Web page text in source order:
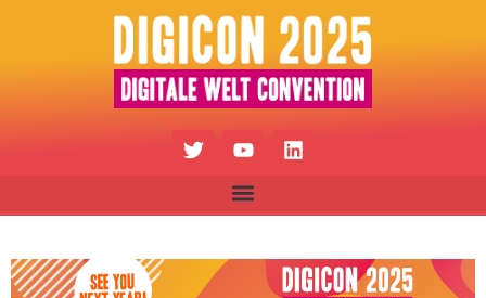
T
w
t
r
Y
o
u
t
u
e
L
i
e
i
n